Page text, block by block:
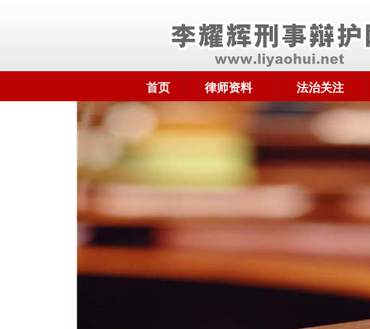
首页 律师资料 法治关注